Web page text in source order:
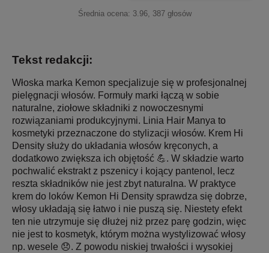
Średnia ocena: 3.96, 387głosów
Tekst redakcji:
Włoska marka Kemon specjalizuje się w profesjonalnej
pielęgnacji włosów. Formuły marki łączą w sobie
naturalne, ziołowe składniki z nowoczesnymi
rozwiązaniami produkcyjnymi. Linia Hair Manya to
kosmetyki przeznaczone do stylizacji włosów. Krem Hi
Density służy do układania włosów kręconych, a
dodatkowo zwiększa ich objętość 💪. W składzie warto
pochwalić ekstrakt z pszenicy i kojący pantenol, lecz
reszta składników nie jest zbyt naturalna. W praktyce
krem do loków Kemon Hi Density sprawdza się dobrze,
włosy układają się łatwo i nie puszą się. Niestety efekt
ten nie utrzymuje się dłużej niż przez parę godzin, więc
nie jest to kosmetyk, którym można wystylizować włosy
np. wesele 😞. Z powodu niskiej trwałości i wysokiej